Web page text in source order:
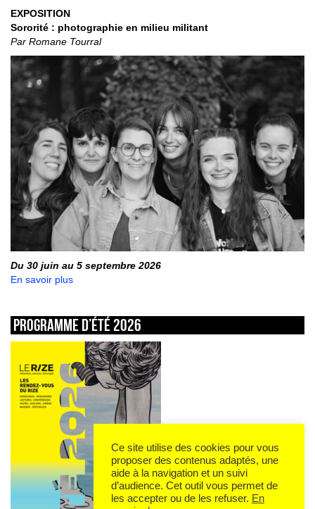
EXPOSITION
Sororité : photographie en milieu militant
Par Romane Tourral
Du 30 juin au 5 septembre 2026
En savoir plus
Programme d’été 2026
Ce site utilise des cookies pour vous
proposer des contenus adaptés, une
aide à la navigation et un suivi
d’audience. Cet outil vous permet de
les accepter ou de les refuser. En